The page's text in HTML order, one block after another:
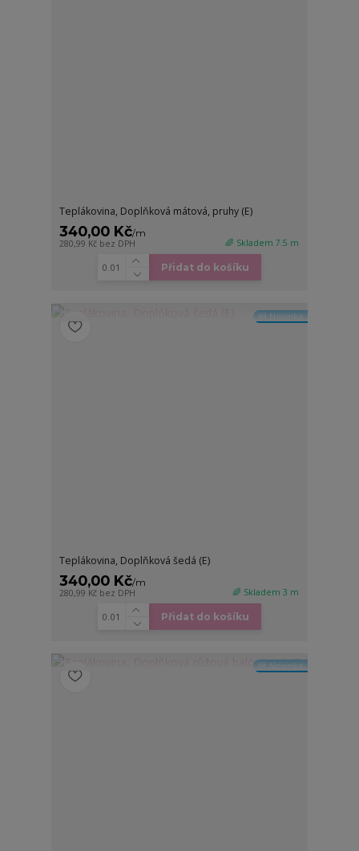
Teplákovina, Doplňková mátová, pruhy (E)
340,00 Kč/m
280,99 Kč bez DPH 🌈 Skladem 7.5 m
Přidat do košíku
🆕 Novinka
Teplákovina, Doplňková šedá (E)
340,00 Kč/m
280,99 Kč bez DPH 🌈 Skladem 3 m
Přidat do košíku
🆕 Novinka